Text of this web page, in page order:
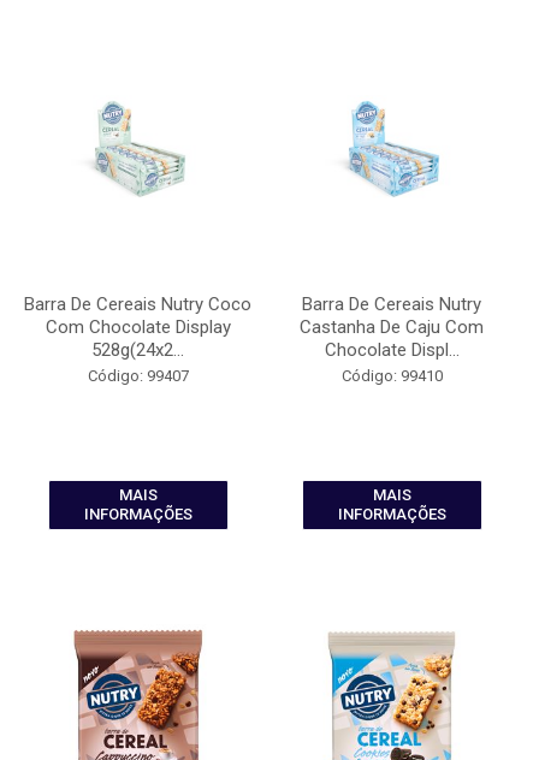
Barra De Cereais Nutry Coco
Com Chocolate Display
528g(24x2...
Código: 99407
MAIS
INFORMAÇÕES
Barra De Cereais Nutry
Castanha De Caju Com
Chocolate Displ...
Código: 99410
MAIS
INFORMAÇÕES